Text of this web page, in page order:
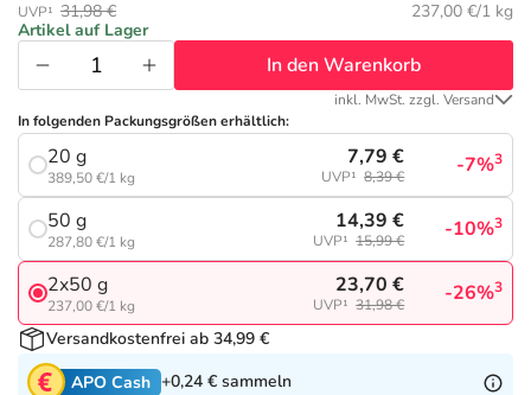
Tierapotheke
Vitamine & Mineralstoffe
Marken
Salus Deals
UVP¹ 31,98 € Grundpreis:
237,00 €/1 kg
Artikel auf Lager
In den Warenkorb
inkl. MwSt. zzgl. Versand
In folgenden Packungsgrößen erhältlich:
20 g
389,50 €/1 kg
7,79 €
UVP¹ 8,39 € -7%3
50 g
287,80 €/1 kg
14,39 €
UVP¹ 15,99 € -10%3
2x50 g
237,00 €/1 kg
23,70 €
UVP¹ 31,98 € -26%3
Versandkostenfrei ab 34,99 €
APO Cash +0,24 € sammeln